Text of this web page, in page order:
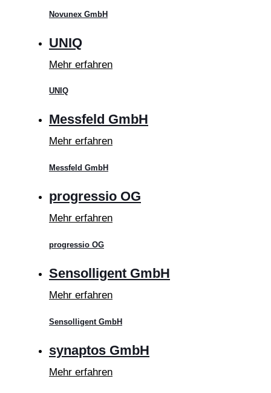
Novunex GmbH
UNIQ
Mehr erfahren
UNIQ
Messfeld GmbH
Mehr erfahren
Messfeld GmbH
progressio OG
Mehr erfahren
progressio OG
Sensolligent GmbH
Mehr erfahren
Sensolligent GmbH
synaptos GmbH
Mehr erfahren